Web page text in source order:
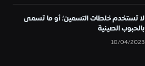
لا تستخدم خلطات التسمين؛ أو ما تسمى
بالحبوب الصينية
10/04/2023